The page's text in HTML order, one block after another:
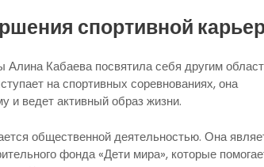
спортивной
Алина Кабаева посвятила себя другим
на спортивных соревнованиях, она
и ведет активный образ жизни.
общественной деятельностью. Она
фонда «Дети мира», которые